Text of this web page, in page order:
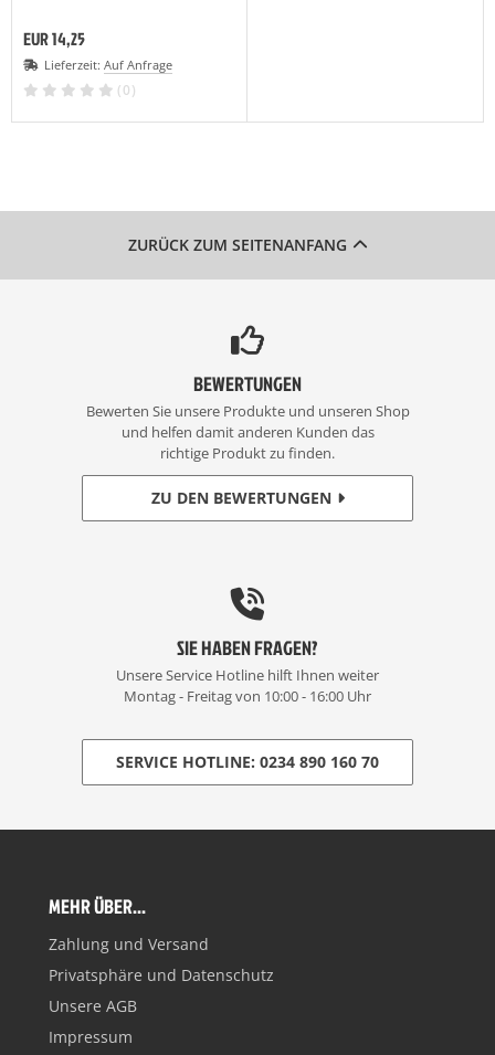
EUR 14,25
Lieferzeit: Auf Anfrage
(0)
ZURÜCK ZUM SEITENANFANG
BEWERTUNGEN
Bewerten Sie unsere Produkte und unseren Shop
und helfen damit anderen Kunden das
richtige Produkt zu finden.
ZU DEN BEWERTUNGEN
SIE HABEN FRAGEN?
Unsere Service Hotline hilft Ihnen weiter
Montag - Freitag von 10:00 - 16:00 Uhr
SERVICE HOTLINE: 0234 890 160 70
MEHR ÜBER...
Zahlung und Versand
Privatsphäre und Datenschutz
Unsere AGB
Impressum